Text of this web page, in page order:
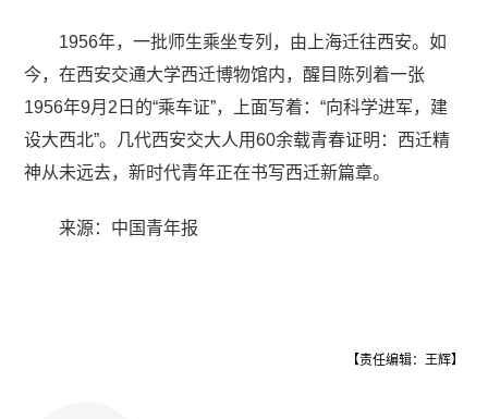
1956年，一批师生乘坐专列，由上海迁往西安。如
今，在西安交通大学西迁博物馆内，醒目陈列着一张
1956年9月2日的“乘车证”，上面写着：“向科学进军，建
设大西北”。几代西安交大人用60余载青春证明：西迁精
神从未远去，新时代青年正在书写西迁新篇章。
来源：中国青年报
【责任编辑：王辉】